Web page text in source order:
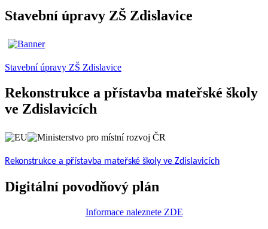
Stavební úpravy ZŠ Zdislavice
Stavební úpravy ZŠ Zdislavice
Rekonstrukce a přístavba mateřské školy
ve Zdislavicích
Rekonstrukce a přístavba mateřské školy ve Zdislavicích
Digitální povodňový plán
Informace naleznete ZDE